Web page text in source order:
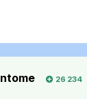
26 234